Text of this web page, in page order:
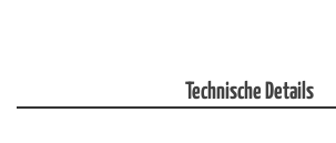
Technische Details